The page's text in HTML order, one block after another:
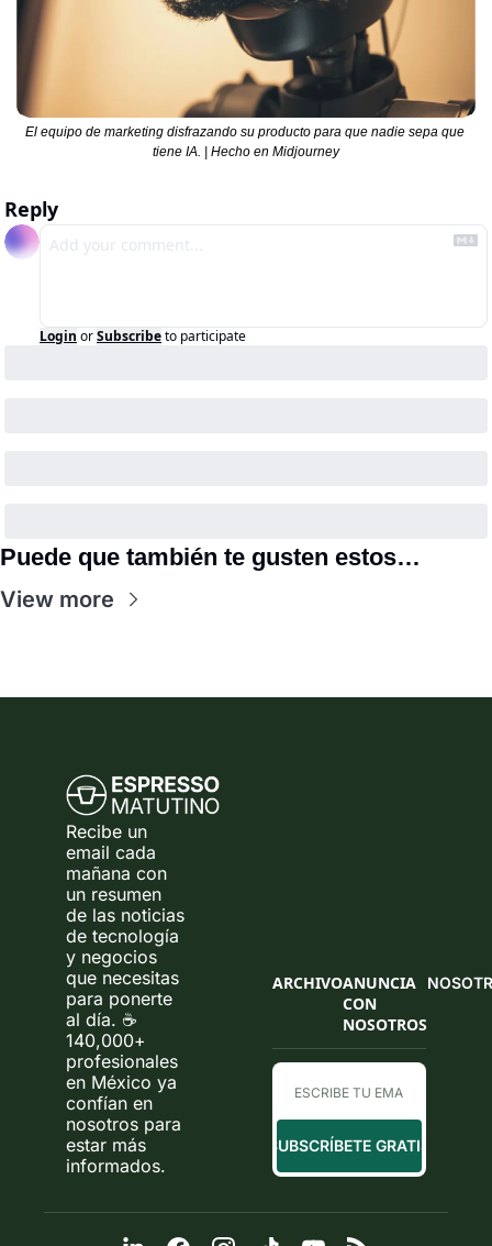
El equipo de marketing disfrazando su producto para que nadie sepa que
tiene IA. | Hecho en Midjourney
Reply
Login orSubscribeto participate
Puede que también te gusten estos…
View more
Recibe un
email cada
mañana con
un resumen
de las noticias
de tecnología
y negocios
que necesitas
para ponerte
al día. ☕
140,000+
profesionales
en México ya
confían en
nosotros para
estar más
informados.
ARCHIVOANUNCIA
CON
NOSOTROS
SUBSCRÍBETE GRATIS